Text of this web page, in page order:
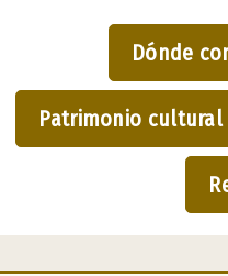
Dónde
Patrimonio cultural